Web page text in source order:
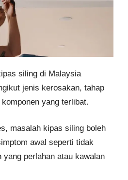
siling di Malaysia
jenis kerosakan, tahap
yang terlibat.
masalah kipas siling boleh
awal seperti tidak
yang perlahan atau kawalan